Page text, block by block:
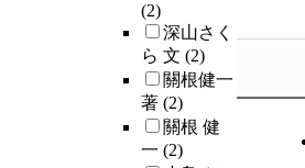
(2)
深山さく
ら 文 (2)
關根健一
著 (2)
關根 健
一 (2)